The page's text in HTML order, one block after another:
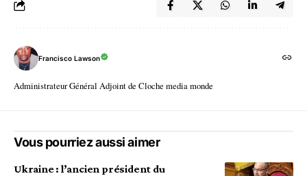
Francisco Lawson
Administrateur Général Adjoint de Cloche media monde
Vous pourriez aussi aimer
Ukraine : l’ancien président du